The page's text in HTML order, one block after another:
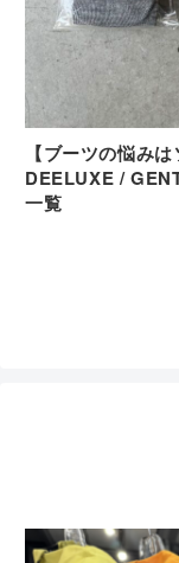
【ブーツの悩み
DEELUXE /
一覧